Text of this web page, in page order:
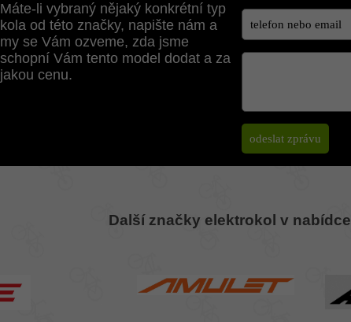
Máte-li vybraný nějaký konkrétní typ
kola od této značky, napište nám a
my se Vám ozveme, zda jsme
schopní Vám tento model dodat a za
jakou cenu.
Další značky elektrokol v nabídce